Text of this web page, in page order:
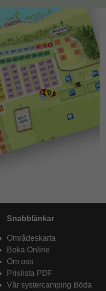
Snabblänkar
Områdeskarta
Boka Online
Om oss
Prislista PDF
Vår systercamping Böda